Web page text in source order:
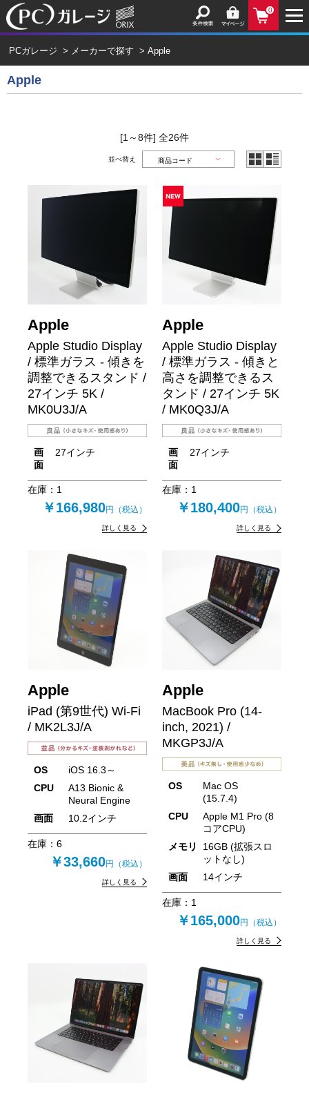
0
PCガレージ > メーカーで探す >Apple
Apple
[1～8件] 全26件
並べ替え
Apple
Apple Studio Display
/ 標準ガラス - 傾きを
調整できるスタンド /
27インチ 5K /
MK0U3J/A
画
面
27インチ
在庫： 1
￥166,980円（税込）
詳しく見る
Apple
Apple Studio Display
/ 標準ガラス - 傾きと
高さを調整できるス
タンド / 27インチ 5K
/ MK0Q3J/A
画
面
27インチ
在庫： 1
￥180,400円（税込）
詳しく見る
Apple
iPad (第9世代) Wi-Fi
/ MK2L3J/A
OS
iOS 16.3～
CPU
A13 Bionic &
Neural Engine
画面
10.2インチ
在庫： 6
￥33,660円（税込）
詳しく見る
Apple
MacBook Pro (14-
inch, 2021) /
MKGP3J/A
OS
Mac OS
(15.7.4)
CPU
Apple M1 Pro (8
コアCPU)
メモリ
16GB (拡張スロ
ットなし)
画面
14インチ
在庫： 1
￥165,000円（税込）
詳しく見る